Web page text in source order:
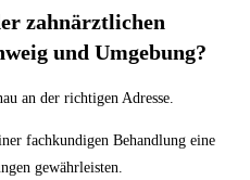
zahnärztlichen
und Umgebung?
an der richtigen Adresse.
fachkundigen Behandlung eine
gewährleisten.